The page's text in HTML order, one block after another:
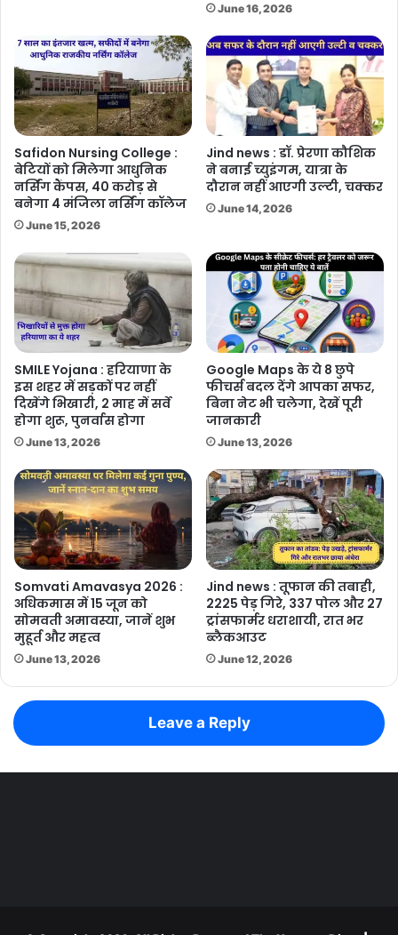
June 16, 2026
Safidon Nursing College :
बेटियों को मिलेगा आधुनिक
नर्सिंग कैंपस, 40 करोड़ से
बनेगा 4 मंजिला नर्सिंग कॉलेज
June 15, 2026
Jind news : डॉ. प्रेरणा कौशिक
ने बनाई च्युइंगम, यात्रा के
दौरान नहीं आएगी उल्टी, चक्कर
June 14, 2026
SMILE Yojana : हरियाणा के
इस शहर में सड़कों पर नहीं
दिखेंगे भिखारी, 2 माह में सर्वे
होगा शुरू, पुनर्वास होगा
June 13, 2026
Google Maps के ये 8 छुपे
फीचर्स बदल देंगे आपका सफर,
बिना नेट भी चलेगा, देखें पूरी
जानकारी
June 13, 2026
Somvati Amavasya 2026 :
अधिकमास में 15 जून को
सोमवती अमावस्या, जानें शुभ
मुहूर्त और महत्व
June 13, 2026
Jind news : तूफान की तबाही,
2225 पेड़ गिरे, 337 पोल और 27
ट्रांसफार्मर धराशायी, रात भर
ब्लैकआउट
June 12, 2026
Leave a Reply